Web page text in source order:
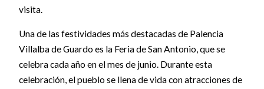
visita.
Una de las festividades más destacadas de Palencia
Villalba de Guardo es la Feria de San Antonio, que se
celebra cada año en el mes de junio. Durante esta
celebración, el pueblo se llena de vida con atracciones de